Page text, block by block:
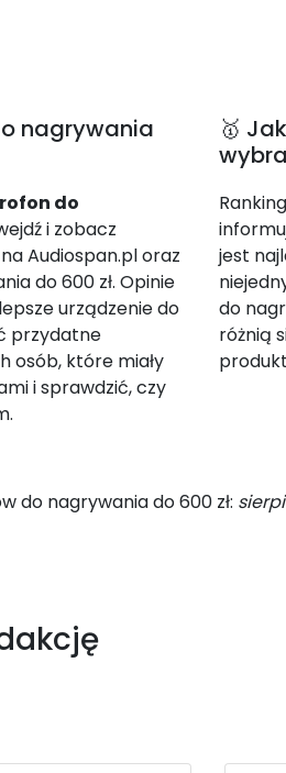
nagrywania
do
i zobacz
Audiospan.pl oraz
do 600 zł. Opinie
urządzenie do
przydatne
osób, które miały
i sprawdzić, czy
🥇
jest
do
różnią
do nagrywania do 600 zł: